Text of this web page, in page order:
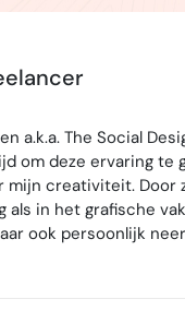
a.k.a. The Social
om deze ervaring te
mijn creativiteit. Door
als in het grafische
ook persoonlijk